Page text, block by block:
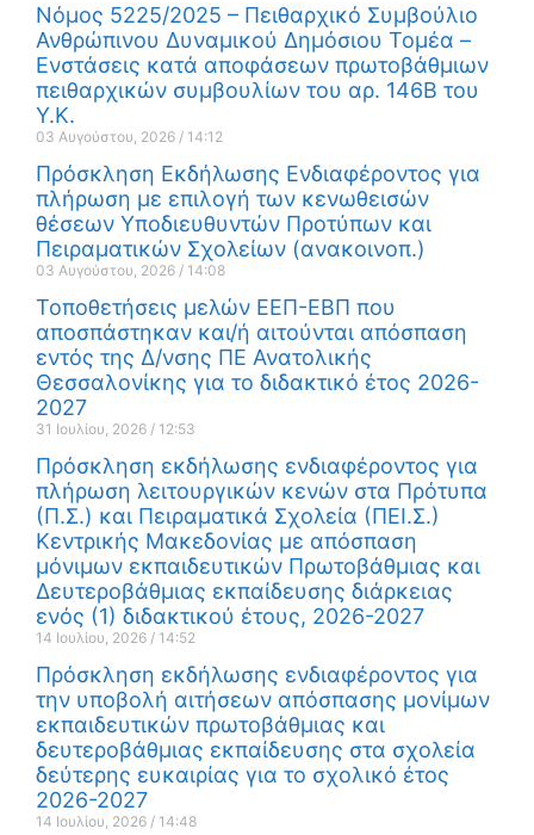
Νόμος 5225/2025 – Πειθαρχικό Συμβούλιο
Ανθρώπινου Δυναμικού Δημόσιου Τομέα –
Ενστάσεις κατά αποφάσεων πρωτοβάθμιων
πειθαρχικών συμβουλίων του αρ. 146Β του
Υ.Κ.
03 Αυγούστου, 2026 14:12
Πρόσκληση Εκδήλωσης Ενδιαφέροντος για
πλήρωση με επιλογή των κενωθεισών
θέσεων Υποδιευθυντών Προτύπων και
Πειραματικών Σχολείων (ανακοινοπ.)
03 Αυγούστου, 2026 14:08
Τοποθετήσεις μελών ΕΕΠ-ΕΒΠ που
αποσπάστηκαν και/ή αιτούνται απόσπαση
εντός της Δ/νσης ΠΕ Ανατολικής
Θεσσαλονίκης για το διδακτικό έτος 2026-
2027
31 Ιουλίου, 2026 12:53
Πρόσκληση εκδήλωσης ενδιαφέροντος για
πλήρωση λειτουργικών κενών στα Πρότυπα
(Π.Σ.) και Πειραματικά Σχολεία (ΠΕΙ.Σ.)
Κεντρικής Μακεδονίας με απόσπαση
μόνιμων εκπαιδευτικών Πρωτοβάθμιας και
Δευτεροβάθμιας εκπαίδευσης διάρκειας
ενός (1) διδακτικού έτους, 2026-2027
14 Ιουλίου, 2026 14:52
Πρόσκληση εκδήλωσης ενδιαφέροντος για
την υποβολή αιτήσεων απόσπασης μονίμων
εκπαιδευτικών πρωτοβάθμιας και
δευτεροβάθμιας εκπαίδευσης στα σχολεία
δεύτερης ευκαιρίας για το σχολικό έτος
2026-2027
14 Ιουλίου, 2026 14:48